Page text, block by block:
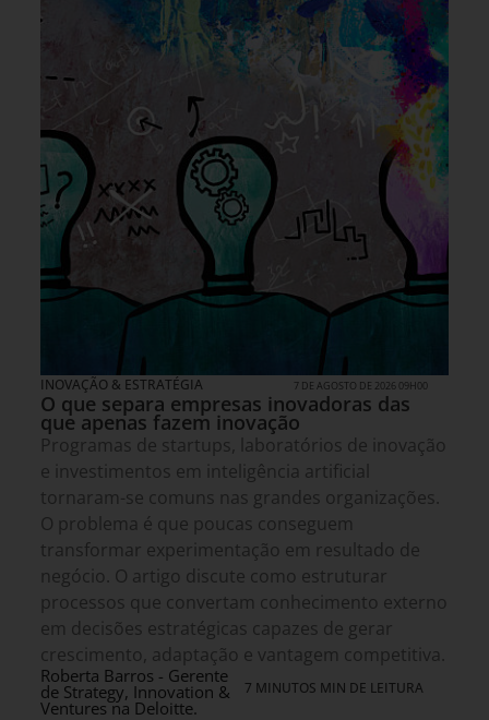
INOVAÇÃO & ESTRATÉGIA 7 DE AGOSTO DE 2026 09H00
O que separa empresas inovadoras das
que apenas fazem inovação
Programas de startups, laboratórios de inovação
e investimentos em inteligência artificial
tornaram-se comuns nas grandes organizações.
O problema é que poucas conseguem
transformar experimentação em resultado de
negócio. O artigo discute como estruturar
processos que convertam conhecimento externo
em decisões estratégicas capazes de gerar
crescimento, adaptação e vantagem competitiva.
Roberta Barros - Gerente
de Strategy, Innovation &
Ventures na Deloitte.
7 MINUTOS MIN DE LEITURA